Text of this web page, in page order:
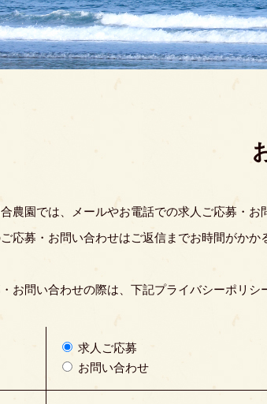
農園では、メールやお電話での求人ご応募・お
ご応募・お問い合わせはご返信までお時間がか
お問い合わせの際は、下記プライバシーポリシ
求人ご応募
お問い合わせ